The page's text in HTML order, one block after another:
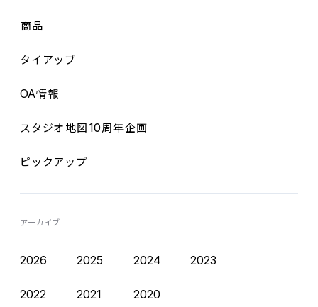
商品
タイアップ
OA情報
スタジオ 地図10周年企画
ピックアップ
アーカイブ
2026 2025 2024 2023
2022 2021 2020